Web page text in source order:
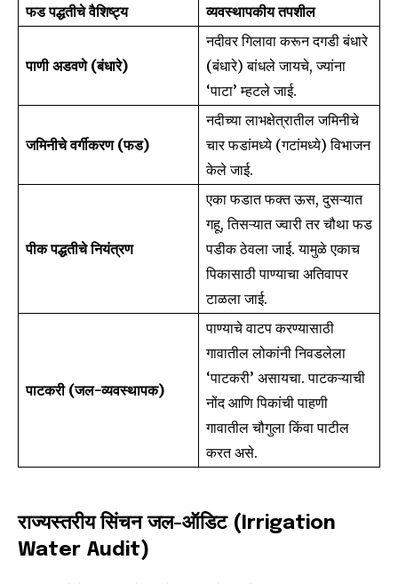
Join our community of
SUBSCRIBERS and be part of the
To subscribe, simply enter your email address on our website
or click the subscribe button below. Don't worry, we respect
your privacy and won't spam your inbox. Your information is
I've read and accept thePrivacy Policy.
फड पद्धतीचे वैशिष्ट्य व्यवस्थापकीय तपशील
पाणी अडवणे (बंधारे)
नदीवर गिलावा करून दगडी बंधारे
(बंधारे) बांधले जायचे, ज्यांना
‘पाटा’ म्हटले जाई.
जमिनीचे वर्गीकरण (फड)
नदीच्या लाभक्षेत्रातील जमिनीचे
चार फडांमध्ये (गटांमध्ये) विभाजन
केले जाई.
पीक पद्धतीचे नियंत्रण
एका फडात फक्त ऊस, दुसऱ्यात
गहू, तिसऱ्यात ज्वारी तर चौथा फड
पडीक ठेवला जाई. यामुळे एकाच
पिकासाठी पाण्याचा अतिवापर
टाळला जाई.
पाटकरी (जल-व्यवस्थापक)
पाण्याचे वाटप करण्यासाठी
गावातील लोकांनी निवडलेला
‘पाटकरी’ असायचा. पाटकऱ्याची
नोंद आणि पिकांची पाहणी
गावातील चौगुला किंवा पाटील
करत असे.
राज्यस्तरीय सिंचन जल-ऑडिट (Irrigation
Water Audit)